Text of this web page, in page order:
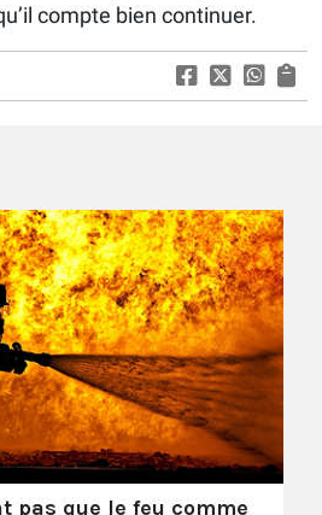
compte bien continuer.
pas que le feu comme